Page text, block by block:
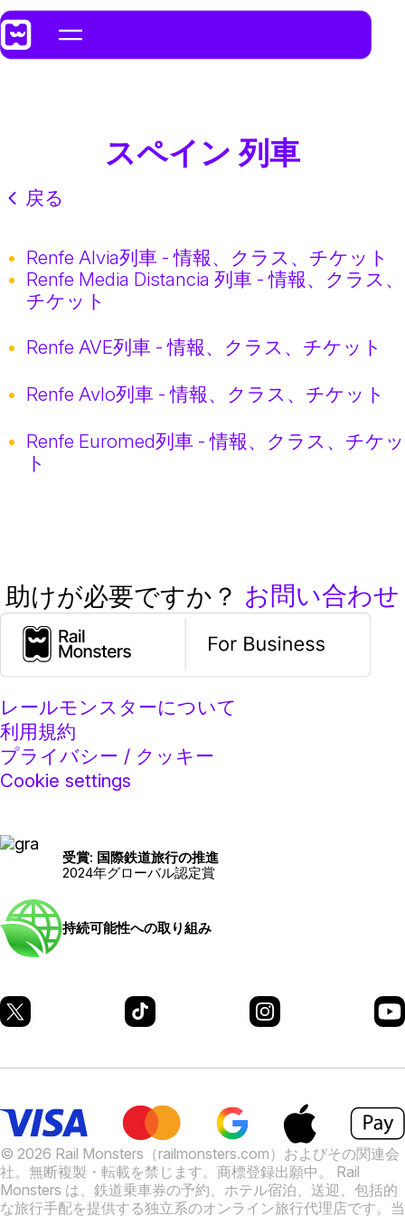
スペイン 列車
戻る
Renfe Alvia列車 - 情報、クラス、チケット
Renfe Media Distancia 列車 - 情報、クラス、
チケット
Renfe AVE列車 - 情報、クラス、チケット
Renfe Avlo列車 - 情報、クラス、チケット
Renfe Euromed列車 - 情報、クラス、チケッ
ト
助けが必要ですか？ お問い合わせ
レールモンスターについて
利用規約
プライバシー / クッキー
Cookie settings
受賞: 国際鉄道旅行の推進
2024年グローバル認定賞
持続可能性への取り組み
© 2026 Rail Monsters（railmonsters.com）およびその関連会
社。無断複製・転載を禁じます。商標登録出願中。 Rail
Monsters は、鉄道乗車券の予約、ホテル宿泊、送迎、包括的
な旅行手配を提供する独立系のオンライン旅行代理店です。当